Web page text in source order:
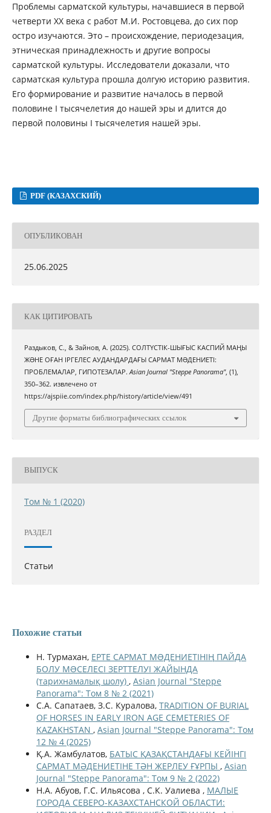
Проблемы сарматской культуры, начавшиеся в первой
четверти ХХ века с работ М.И. Ростовцева, до сих пор
остро изучаются. Это – происхождение, периодезация,
этническая принадлежность и другие вопросы
сарматской культуры. Исследователи доказали, что
сарматская культура прошла долгую историю развития.
Его формирование и развитие началось в первой
половине І тысячелетия до нашей эры и длится до
первой половины І тысячелетия нашей эры.
PDF (КАЗАХСКИЙ)
ОПУБЛИКОВАН
25.06.2025
КАК ЦИТИРОВАТЬ
Раздыков, С., & Зайнов, А. (2025). СОЛТҮСТІК-ШЫҒЫС КАСПИЙ МАҢЫ
ЖƏНЕ ОҒАН ІРГЕЛЕС АУДАНДАРДАҒЫ САРМАТ МƏДЕНИЕТІ:
ПРОБЛЕМАЛАР, ГИПОТЕЗАЛАР.Asian Journal "Steppe Panorama", (1),
350–362. извлечено от
https://ajspiie.com/index.php/history/article/view/491
Другие форматы библиографических ссылок
ВЫПУСК
Том № 1 (2020)
РАЗДЕЛ
Статьи
Похожие статьи
Н. Турмахан, ЕРТЕ САРМАТ МƏДЕНИЕТІНІҢ ПАЙДА
БОЛУ МƏСЕЛЕСІ ЗЕРТТЕЛУІ ЖАЙЫНДА
(тарихнамалық шолу) , Asian Journal "Steppe
Panorama": Том 8 № 2 (2021)
С.А. Сапатаев, З.С. Куралова, TRADITION OF BURIAL
OF HORSES IN EARLY IRON AGE CEMETERIES OF
KAZAKHSTAN , Asian Journal "Steppe Panorama": Том
12 № 4 (2025)
Қ.А. Жамбулатов, БАТЫС ҚАЗАҚСТАНДАҒЫ КЕЙІНГІ
САРМАТ МӘДЕНИЕТІНЕ ТӘН ЖЕРЛЕУ ҒҰРПЫ , Asian
Journal "Steppe Panorama": Том 9 № 2 (2022)
Н.А. Абуов, Г.С. Ильясова , С.К. Уалиева , МАЛЫЕ
ГОРОДА СЕВЕРО-КАЗАХСТАНСКОЙ ОБЛАСТИ: